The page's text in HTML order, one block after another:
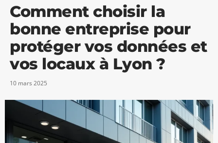
Comment choisir la
bonne entreprise pour
protéger vos données et
vos locaux à Lyon ?
10 mars 2025